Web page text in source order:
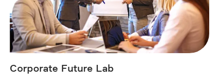
Corporate Future Lab